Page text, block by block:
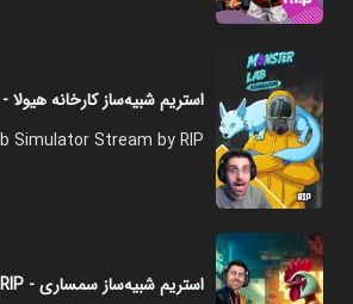
استریم شبیه‌ساز کارخانه هیولا - RIP
Simulator Stream by RIP
استریم شبیه‌ساز سمساری - RIP